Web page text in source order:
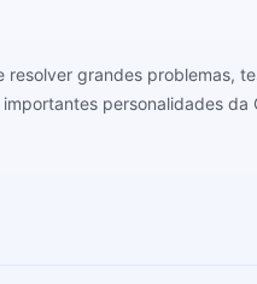
grandes problemas,
personalidades da